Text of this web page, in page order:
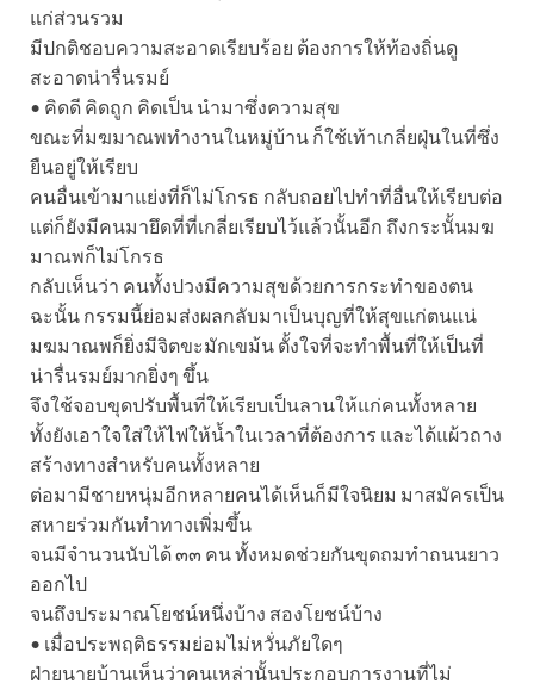
แก่ส่วนรวม
มีปกติชอบความสะอาดเรียบร้อย ต้องการให้ท้องถิ่นดู
สะอาดน่ารื่นรมย์
• คิดดี คิดถูก คิดเป็น นำมาซึ่งความสุข
ขณะที่มฆมาณพทำงานในหมู่บ้าน ก็ใช้เท้าเกลี่ยฝุ่นในที่ซึ่ง
ยืนอยู่ให้เรียบ
คนอื่นเข้ามาแย่งที่ก็ไม่โกรธ กลับถอยไปทำที่อื่นให้เรียบต่อ
แต่ก็ยังมีคนมายึดที่ที่เกลี่ยเรียบไว้แล้วนั้นอีก ถึงกระนั้นมฆ
มาณพก็ไม่โกรธ
กลับเห็นว่า คนทั้งปวงมีความสุขด้วยการกระทำของตน
ฉะนั้น กรรมนี้ย่อมส่งผลกลับมาเป็นบุญที่ให้สุขแก่ตนแน่
มฆมาณพก็ยิ่งมีจิตขะมักเขม้น ตั้งใจที่จะทำพื้นที่ให้เป็นที่
น่ารื่นรมย์มากยิ่งๆ ขึ้น
จึงใช้จอบขุดปรับพื้นที่ให้เรียบเป็นลานให้แก่คนทั้งหลาย
ทั้งยังเอาใจใส่ให้ไฟให้น้ำในเวลาที่ต้องการ และได้แผ้วถาง
สร้างทางสำหรับคนทั้งหลาย
ต่อมามีชายหนุ่มอีกหลายคนได้เห็นก็มีใจนิยม มาสมัครเป็น
สหายร่วมกันทำทางเพิ่มขึ้น
จนมีจำนวนนับได้ ๓๓ คน ทั้งหมดช่วยกันขุดถมทำถนนยาว
ออกไป
จนถึงประมาณโยชน์หนึ่งบ้าง สองโยชน์บ้าง
• เมื่อประพฤติธรรมย่อมไม่หวั่นภัยใดๆ
ฝ่ายนายบ้านเห็นว่าคนเหล่านั้นประกอบการงานที่ไม่